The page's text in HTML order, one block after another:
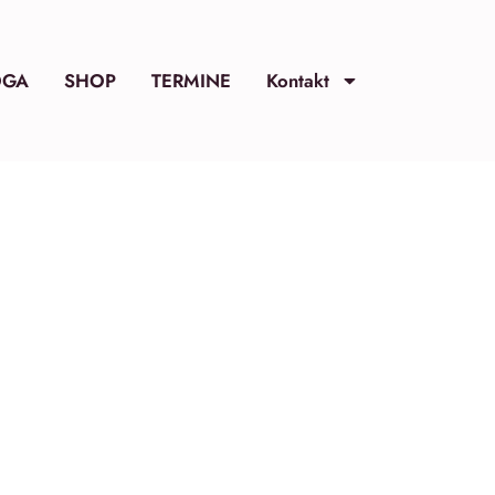
SHOP TERMINE Kontakt